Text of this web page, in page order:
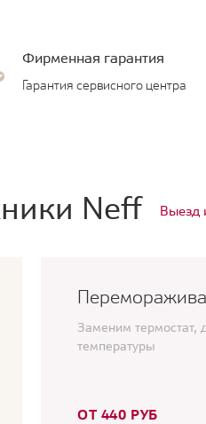
Фирменная гарантия
Гарантия сервисного центра
Neff Выезд
Заменим термостат,
температуры
ОТ 440 РУБ